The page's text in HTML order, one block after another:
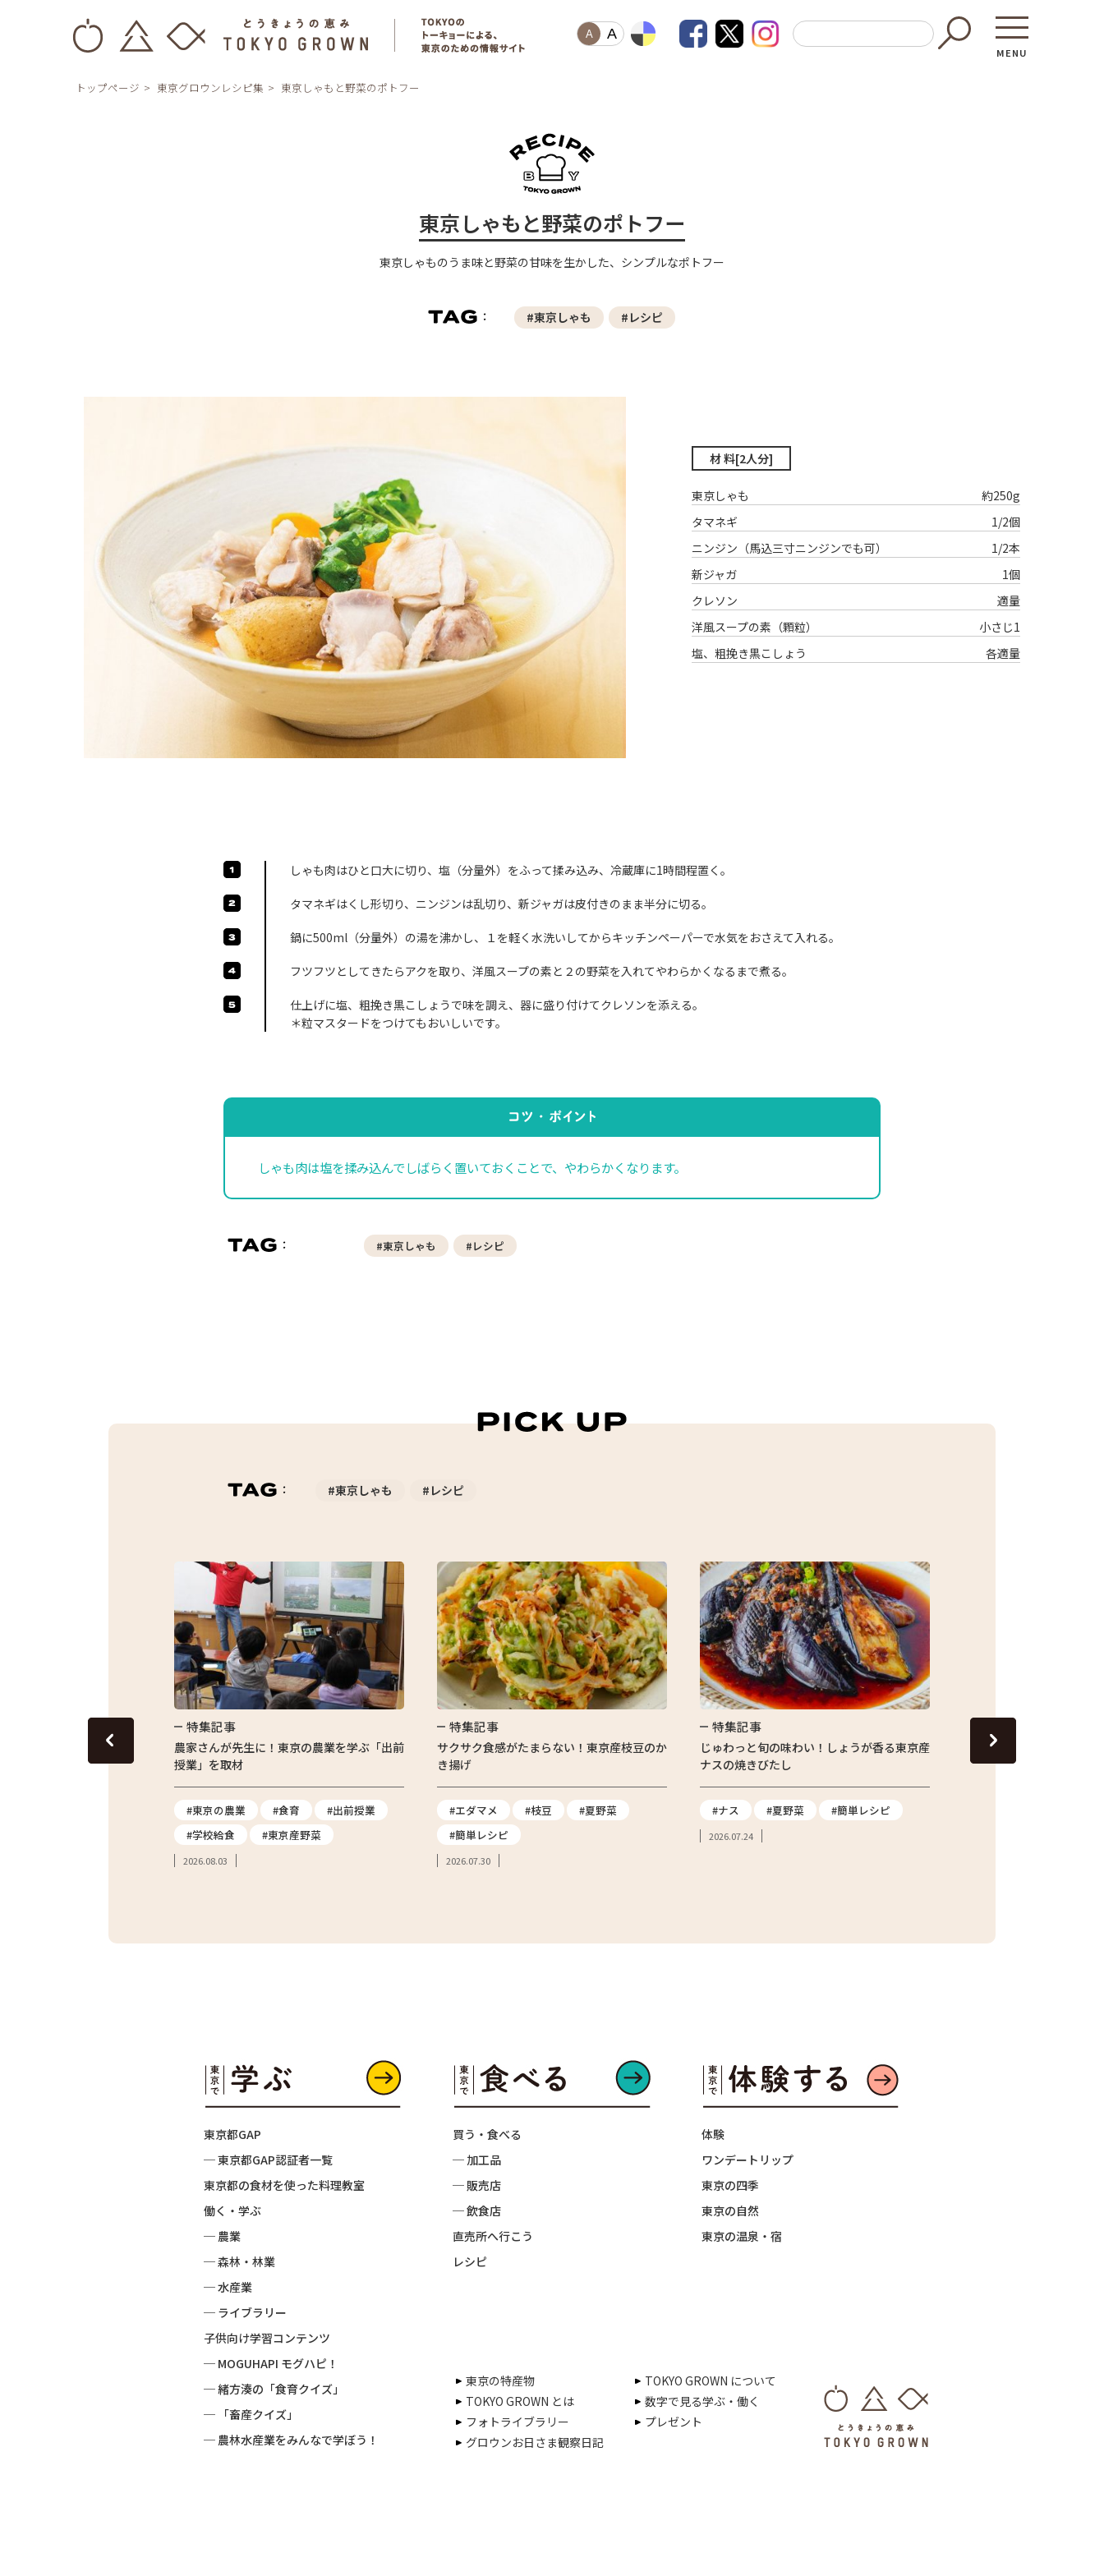
A A
MENU
─ MOGUHAPI モグハピ！
─ 緒方湊の「食育クイズ」
─ 「畜産クイズ」
トップページ 東京グロウンレシピ集 東京しゃもと野菜のポトフー
東京しゃもと野菜のポトフー
東京しゃものうま味と野菜の甘味を生かした、シンプルなポトフー
#東京しゃも #レシピ
材 料[2人分]
東京しゃも
約250g
タマネギ
1/2個
ニンジン（馬込三寸ニンジンでも可）
1/2本
新ジャガ
1個
クレソン
適量
洋風スープの素（顆粒）
小さじ1
塩、粗挽き黒こしょう
各適量
しゃも肉はひと口大に切り、塩（分量外）をふって揉み込み、冷蔵庫に1時間程置く。
タマネギはくし形切り、ニンジンは乱切り、新ジャガは皮付きのまま半分に切る。
鍋に500ml（分量外）の湯を沸かし、１を軽く水洗いしてからキッチンペーパーで水気をおさえて入れる。
フツフツとしてきたらアクを取り、洋風スープの素と２の野菜を入れてやわらかくなるまで煮る。
仕上げに塩、粗挽き黒こしょうで味を調え、器に盛り付けてクレソンを添える。
＊粒マスタードをつけてもおいしいです。
しゃも肉は塩を揉み込んでしばらく置いておくことで、やわらかくなります。
#東京しゃも #レシピ
#東京しゃも #レシピ
ーンピースのおいしさを
特集記事
農家さんが先生に！東京の農業を学ぶ「出前
授業」を取材
#東京の農業 #食育
#出前授業
#学校給食
#東京産野菜
2026.08.03
特集記事
サクサク食感がたまらない！東京産枝豆のか
き揚げ
#エダマメ #枝豆
#夏野菜
#簡単レシピ
2026.07.30
特集記事
じゅわっと旬の味わい！しょうが香る東京産
ナスの焼きびたし
#ナス #夏野菜 #簡単レシピ
2026.07.24
13代目の跡継ぎが守り続
青梅市の「東京富の里
東京都GAP
─ 東京都GAP認証者一覧
東京都の食材を使った料理教室
働く・学ぶ
─ 農業
─ 森林・林業
─ 水産業
─ ライブラリー
子供向け学習コンテンツ
─ MOGUHAPI モグハピ！
─ 緒方湊の「食育クイズ」
─ 「畜産クイズ」
─ 農林水産業をみんなで学ぼう！
買う・食べる
─ 加工品
─ 販売店
─ 飲食店
直売所へ行こう
レシピ
体験
ワンデートリップ
東京の四季
東京の自然
東京の温泉・宿
東京の特産物
TOKYO GROWN について
TOKYO GROWN とは
数字で見る学ぶ・働く
フォトライブラリー
プレゼント
グロウンお日さま観察日記